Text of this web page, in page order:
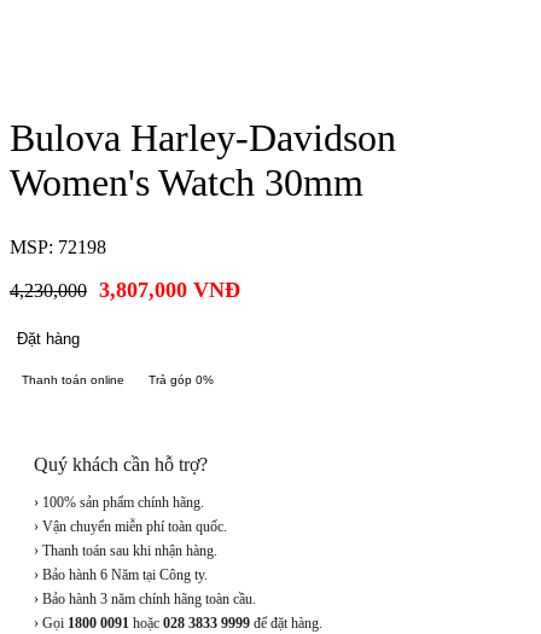
Bulova Harley-Davidson
Women's Watch 30mm
MSP: 72198
4,230,000 3,807,000 VNĐ
Đặt hàng
Thanh toán online Trả góp 0%
Quý khách cần hỗ trợ?
› 100% sản phẩm chính hãng.
› Vận chuyển miễn phí toàn quốc.
› Thanh toán sau khi nhận hàng.
› Bảo hành 6 Năm tại Công ty.
› Bảo hành 3 năm chính hãng toàn cầu.
› Gọi 1800 0091 hoặc 028 3833 9999 để đặt hàng.